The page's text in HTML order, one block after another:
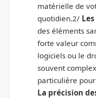
matérielle de
quotidien.2/
des éléments
forte valeur
logiciels ou le
souvent
particulière
La précision